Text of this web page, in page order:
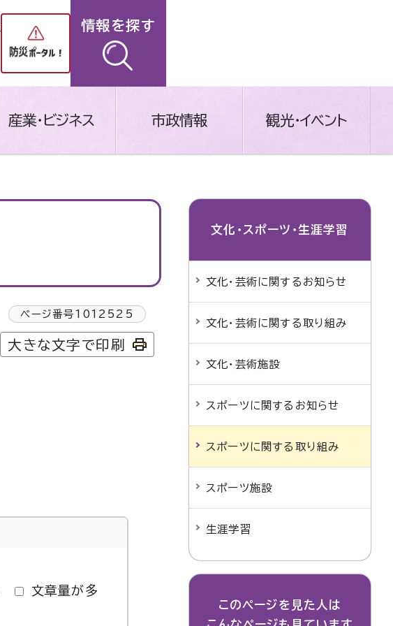
情報を探す
産業・ビジネス 市政情報 観光・イベント
ページ番号 1012525
大きな文字で印刷
文章量が多
文化・スポーツ・生涯学習
文化・芸術に関するお知らせ
文化・芸術に関する取り組み
文化・芸術施設
スポーツに関するお知らせ
スポーツに関する取り組み
スポーツ施設
生涯学習
このページを見た人は